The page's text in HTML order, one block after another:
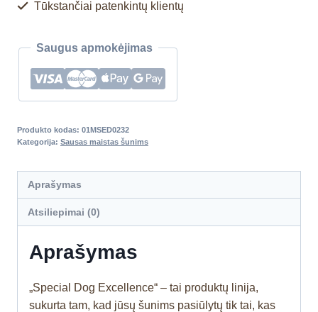
Tūkstančiai patenkintų klientų
Saugus apmokėjimas
Produkto kodas: 01MSED0232
Kategorija: Sausas maistas šunims
Aprašymas
Atsiliepimai (0)
Aprašymas
„Special Dog Excellence“ – tai produktų linija,
sukurta tam, kad jūsų šunims pasiūlytų tik tai, kas